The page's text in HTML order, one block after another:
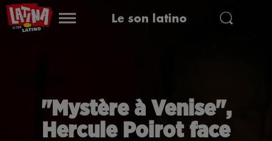
Le son latino
"Mystère à Venise",
Hercule Poirot face